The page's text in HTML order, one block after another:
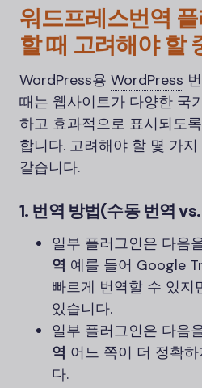
워드프레스번역
할 때 고려해야 할
WordPress용 WordPress
때는 웹사이트가 다양한 국
하고 효과적으로 표시되도
합니다. 고려해야 할 몇 가
같습니다.
1. 번역 방법(수동 번역
일부 플러그인은 다음
역 예를 들어 Google
빠르게 번역할 수 있지
있습니다.
일부 플러그인은 다음
역 어느 쪽이 더 정확
다.